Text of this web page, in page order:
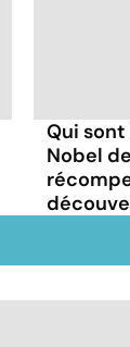
Qui
Nobel